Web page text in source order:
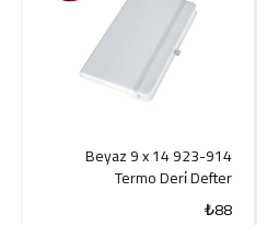
923-914 Beyaz 9 x 14
Termo Deri̇ Defter
₺88